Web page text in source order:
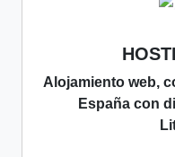
Alojamiento web,
España con